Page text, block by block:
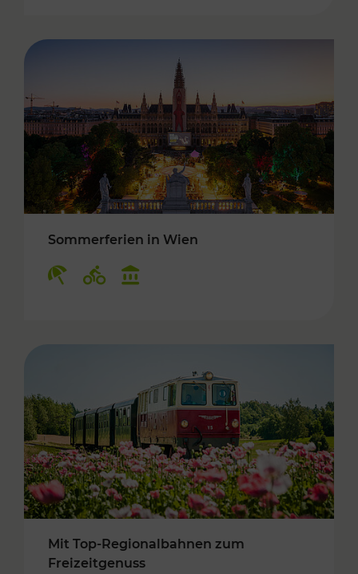
Sommerferien in Wien
Mit Top-Regionalbahnen zum
Freizeitgenuss